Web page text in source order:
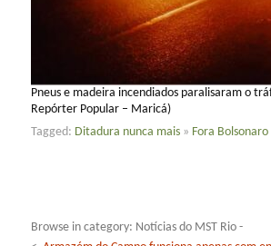
Pneus e madeira incendiados paralisaram o
Repórter Popular – Maricá)
Tagged: Ditadura nunca mais » Fora Bolsonaro
Browse in category: Notícias do MST Rio -